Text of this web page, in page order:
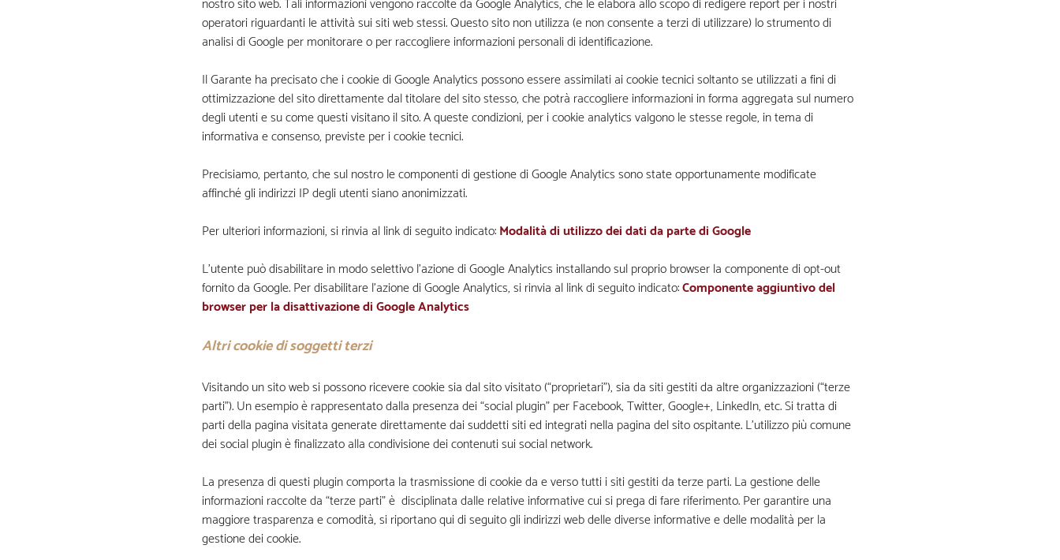
operatori riguardanti le attività sui siti web stessi. Questo sito non utilizza (e non consente a terzi di utilizzare) lo strumento di
analisi di Google per monitorare o per raccogliere informazioni personali di identificazione.
Il Garante ha precisato che i cookie di Google Analytics possono essere assimilati ai cookie tecnici soltanto se utilizzati a fini di
ottimizzazione del sito direttamente dal titolare del sito stesso, che potrà raccogliere informazioni in forma aggregata sul numero
degli utenti e su come questi visitano il sito. A queste condizioni, per i cookie analytics valgono le stesse regole, in tema di
informativa e consenso, previste per i cookie tecnici.
Precisiamo, pertanto, che sul nostro le componenti di gestione di Google Analytics sono state opportunamente modificate
affinché gli indirizzi IP degli utenti siano anonimizzati.
Per ulteriori informazioni, si rinvia al link di seguito indicato:Modalità di utilizzo dei dati da parte di Google
L’utente può disabilitare in modo selettivo l’azione di Google Analytics installando sul proprio browser la componente di opt-out
fornito da Google. Per disabilitare l’azione di Google Analytics, si rinvia al link di seguito indicato:Componente aggiuntivo del
browser per la disattivazione di Google Analytics
Altri cookie di soggetti terzi
Visitando un sito web si possono ricevere cookie sia dal sito visitato (“proprietari”), sia da siti gestiti da altre organizzazioni (“terze
parti”). Un esempio è rappresentato dalla presenza dei “social plugin” per Facebook, Twitter, Google+, LinkedIn, etc. Si tratta di
parti della pagina visitata generate direttamente dai suddetti siti ed integrati nella pagina del sito ospitante. L’utilizzo più comune
dei social plugin è finalizzato alla condivisione dei contenuti sui social network.
La presenza di questi plugin comporta la trasmissione di cookie da e verso tutti i siti gestiti da terze parti. La gestione delle
informazioni raccolte da “terze parti” è disciplinata dalle relative informative cui si prega di fare riferimento. Per garantire una
maggiore trasparenza e comodità, si riportano qui di seguito gli indirizzi web delle diverse informative e delle modalità per la
gestione dei cookie.